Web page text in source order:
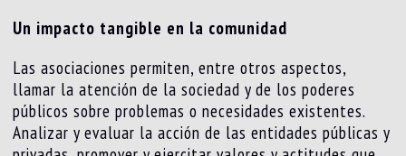
Un impacto tangible en la comunidad
Las asociaciones permiten, entre otros aspectos,
llamar la atención de la sociedad y de los poderes
públicos sobre problemas o necesidades existentes.
Analizar y evaluar la acción de las entidades públicas y